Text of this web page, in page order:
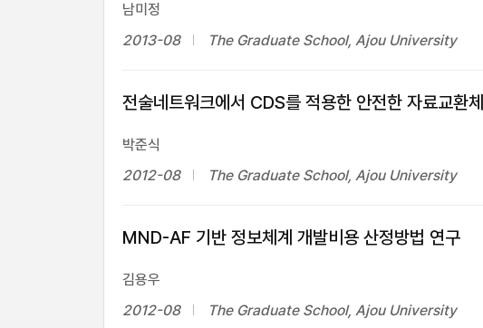
남미정
2013-08
The Graduate School, Ajou University
전술네트워크에서 CDS를 적용한 안전한 자료교환
박준식
2012-08
The Graduate School, Ajou University
MND-AF 기반 정보체계 개발비용 산정방법 연구
김용우
2012-08
The Graduate School, Ajou University